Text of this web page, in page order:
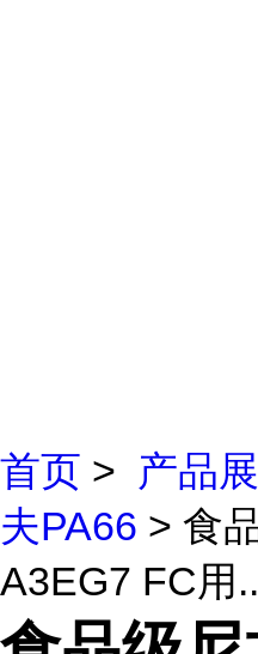
首页 > 产品
夫PA66 > 食
A3EG7 FC用